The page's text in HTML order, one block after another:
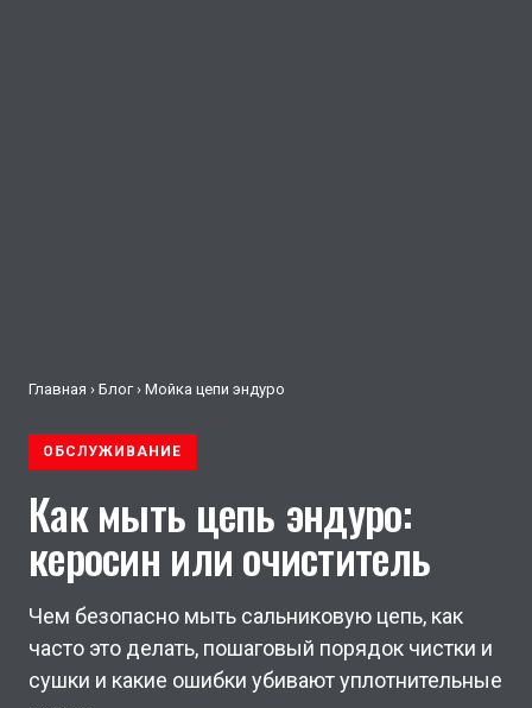
Главная › Блог› Мойка цепи эндуро
ОБСЛУЖИВАНИЕ
Как мыть цепь эндуро:
керосин или очиститель
Чем безопасно мыть сальниковую цепь, как
часто это делать, пошаговый порядок чистки и
сушки и какие ошибки убивают уплотнительные